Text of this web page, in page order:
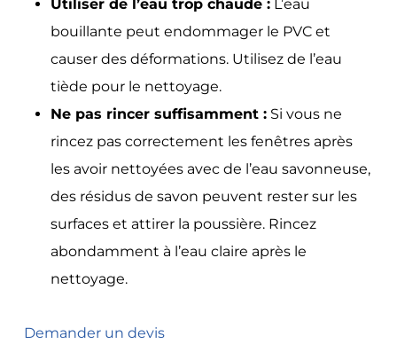
Utiliser de l’eau trop chaude :L’eau
bouillante peut endommager le PVC et
causer des déformations. Utilisez de l’eau
tiède pour le nettoyage.
Ne pas rincer suffisamment :Si vous ne
rincez pas correctement les fenêtres après
les avoir nettoyées avec de l’eau savonneuse,
des résidus de savon peuvent rester sur les
surfaces et attirer la poussière. Rincez
abondamment à l’eau claire après le
nettoyage.
Demander un devis